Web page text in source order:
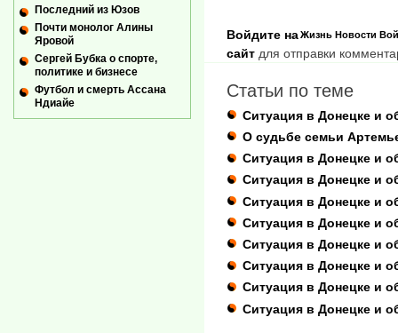
Жизнь Новости
Войдите на
сайт для отправки
Статьи по теме
Ситуация в Донецке и
О судьбе семьи
Ситуация в Донецке и
Ситуация в Донецке и
Ситуация в Донецке и
Ситуация в Донецке и
Ситуация в Донецке и
Ситуация в Донецке и
Ситуация в Донецке и
Ситуация в Донецке и
Последний из Юзов
Почти монолог Алины
Яровой
Сергей Бубка о спорте,
политике и бизнесе
Футбол и смерть Ассана
Ндиайе